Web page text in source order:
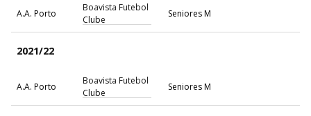
A.A. Porto
Boavista Futebol
Clube
Seniores M
2021/22
A.A. Porto
Boavista Futebol
Clube
Seniores M